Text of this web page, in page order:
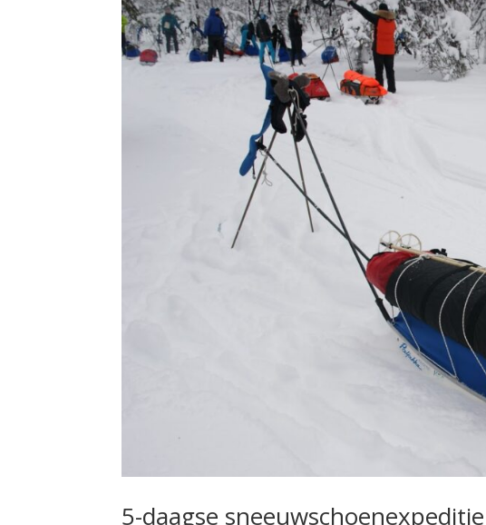
5-daagse sneeuwschoenexpeditie